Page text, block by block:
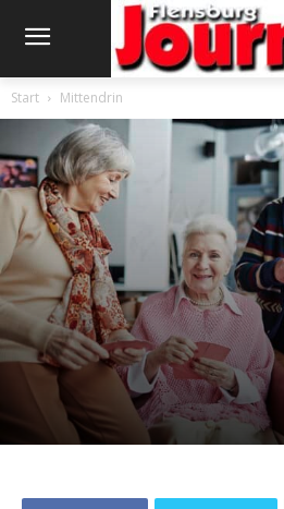
Start Mittendrin